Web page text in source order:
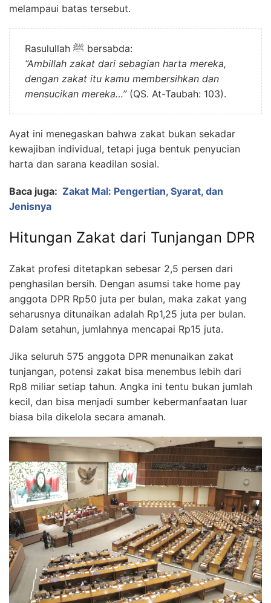
melampaui batas tersebut.
Rasulullah ﷺ bersabda:
“Ambillah zakat dari sebagian harta mereka,
dengan zakat itu kamu membersihkan dan
mensucikan mereka…”(QS. At-Taubah: 103).
Ayat ini menegaskan bahwa zakat bukan sekadar
kewajiban individual, tetapi juga bentuk penyucian
harta dan sarana keadilan sosial.
Baca juga: Zakat Mal: Pengertian, Syarat, dan
Jenisnya
Hitungan Zakat dari Tunjangan DPR
Zakat profesi ditetapkan sebesar 2,5 persen dari
penghasilan bersih. Dengan asumsi take home pay
anggota DPR Rp50 juta per bulan, maka zakat yang
seharusnya ditunaikan adalah Rp1,25 juta per bulan.
Dalam setahun, jumlahnya mencapai Rp15 juta.
Jika seluruh 575 anggota DPR menunaikan zakat
tunjangan, potensi zakat bisa menembus lebih dari
Rp8 miliar setiap tahun. Angka ini tentu bukan jumlah
kecil, dan bisa menjadi sumber kebermanfaatan luar
biasa bila dikelola secara amanah.